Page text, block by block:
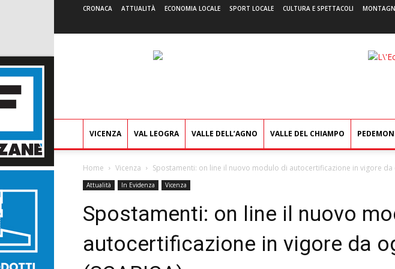
CRONACA ATTUALITÀ ECONOMIA LOCALE SPORT LOCALE CULTURA E SPETTACOLI
VICENZA VAL LEOGRA VALLE DELL’AGNO VALLE DEL CHIAMPO
Home Vicenza Spostamenti: on line il nuovo modulo di autocertificazione in vigore da
Attualità In Evidenza Vicenza
Spostamenti: on line il nuovo
autocertificazione in vigore da